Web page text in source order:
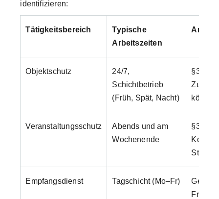
identifizieren:
Tätigkeitsbereich
Typische
Arbeitszeiten
Objektschutz
24/7,
Schichtbetrieb
(Früh, Spät, Nacht)
§34a
Veranstaltungsschutz
Abends und am
Wochenende
§34a
Empfangsdienst Tagschicht (Mo–Fr)